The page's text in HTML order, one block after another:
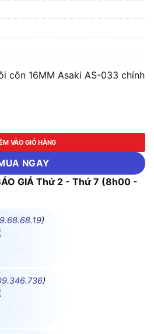
côn 16MM Asaki AS-033 chính
16MM Asaki AS-033 (ZJQ4116)
VÀO GIỎ HÀNG
NGAY
GIÁ Thứ 2 - Thứ 7 (8h00 -
)
)